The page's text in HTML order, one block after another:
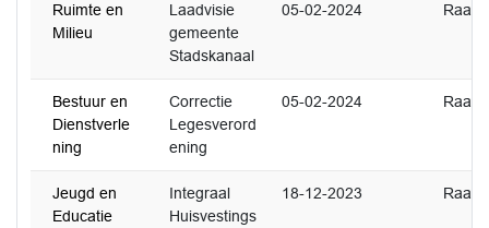
Ruimte en
Milieu
Laadvisie
gemeente
Stadskanaal
05-02-2024 Raad
Bestuur en
Dienstverle
ning
Correctie
Legesverord
ening
05-02-2024 Raad
Jeugd en
Educatie
Integraal
Huisvestings
18-12-2023 Raad